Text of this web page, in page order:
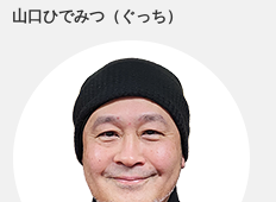
山口ひでみつ（ぐっち）